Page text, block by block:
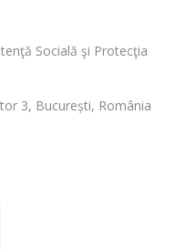
Socială şi Protecţia
3, București, România